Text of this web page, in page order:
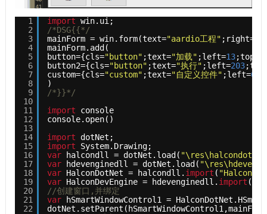
1
2
3
4
5
6
7
8
9
10
11
12
13
14
15
16
17
18
19
20
21
22
import win.ui;
/*DSG{{*/
mainForm = win.form(text="aardio工程" ;right=
mainForm.add(
button={cls="button" ;text="加载" ;left=13;top=
button2={cls="button" ;text="执行" ;left=203
custom={cls="custom" ;text="自定义控件" ;left=0
)
/*}}*/
import
console
console.open()
import
dotNet;
import
System.Drawing;
var
halcondll = dotNet.load(
var
hdevenginedll = dotNet.load(
var HalconDotNet = halcondll. import (
var HalconDevEngine = hdevenginedll. import (
//创建窗口,并绑定
var
hSmartWindowControl1 =